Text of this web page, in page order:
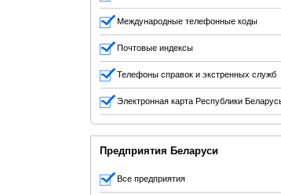
Международные телефонные коды
Почтовые индексы
Телефоны справок и экстренных служб
Электронная карта Республики
Предприятия Беларуси
Все предприятия